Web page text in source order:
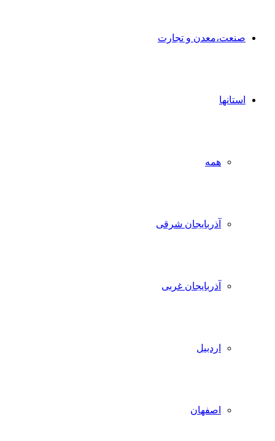
صنعت،معدن و تجارت
استانها
همه
آذربایجان شرقی
آذربایجان غربی
اردبیل
اصفهان